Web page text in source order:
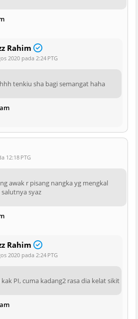
Rahim
2020 pada 2:24 PTG
tenkiu sha bagi semangat haha
12:18 PTG
awak r pisang nangka yg mengkal
syaz
Rahim
2020 pada 2:24 PTG
kak PI, cuma kadang2 rasa dia kelat sikit